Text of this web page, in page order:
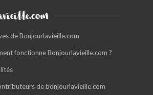
de Bonjourlavieille.com
fonctionne Bonjourlavieille.com ?
de bonjourlavieille.com